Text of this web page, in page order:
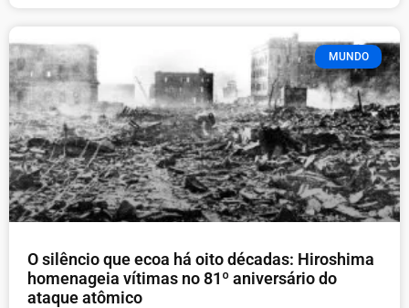
MUNDO
O silêncio que ecoa há oito décadas: Hiroshima
homenageia vítimas no 81º aniversário do
ataque atômico